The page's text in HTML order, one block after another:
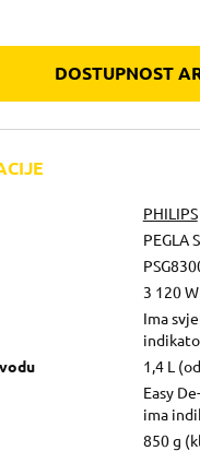
DOSTUPNOST
PHILIPS
PEGLA
3 120 W
Ima
1,4 L
Easy
ima
850 g